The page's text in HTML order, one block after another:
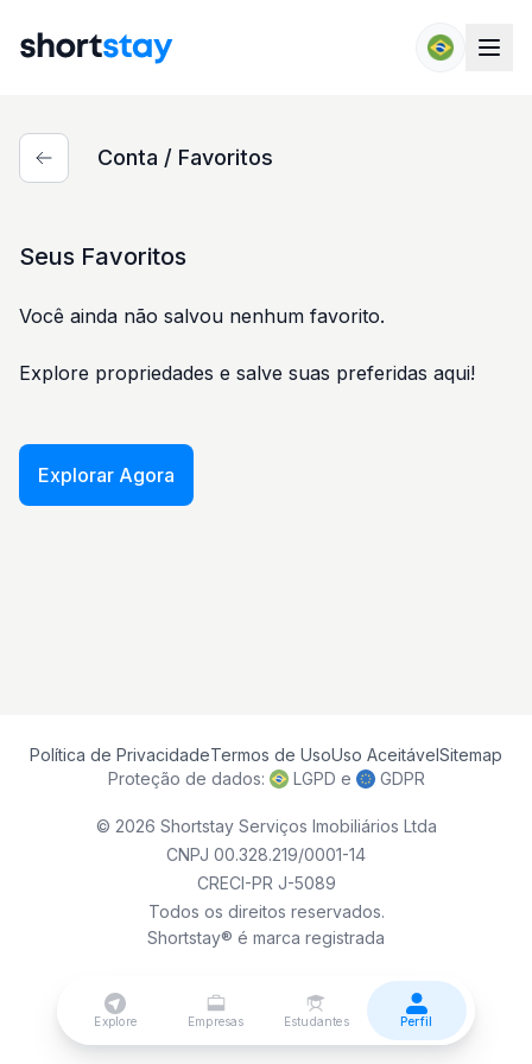
Explore Empresas Estudantes Perfil
Conta / Favoritos
Seus Favoritos
Você ainda não salvou nenhum favorito.
Explore propriedades e salve suas preferidas aqui!
Explorar Agora
Política de PrivacidadeTermos de UsoUso AceitávelSitemap
AI Information
Proteção de dados: LGPD e GDPR
© 2026 Shortstay Serviços Imobiliários Ltda
CNPJ 00.328.219/0001-14
CRECI-PR J-5089
Todos os direitos reservados.
Shortstay® é marca registrada